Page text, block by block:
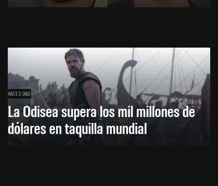
HACE 3 DÍAS
La Odisea supera los mil millones de
dólares en taquilla mundial